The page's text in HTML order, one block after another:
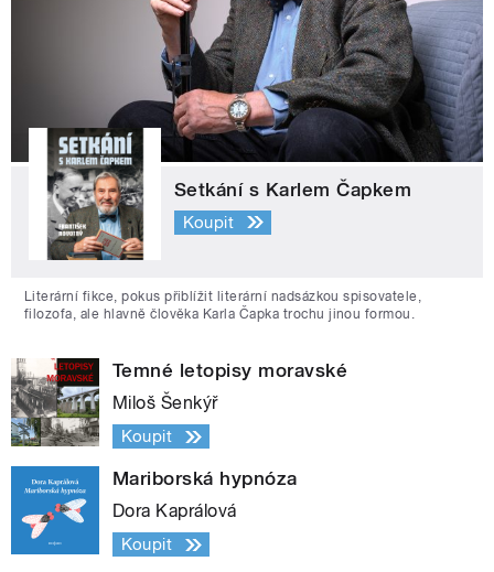
Setkání s Karlem Čapkem
Koupit
Literární fikce, pokus přiblížit literární nadsázkou spisovatele,
filozofa, ale hlavně člověka Karla Čapka trochu jinou formou.
Temné letopisy moravské
Miloš Šenkýř
Koupit
Mariborská hypnóza
Dora Kaprálová
Koupit